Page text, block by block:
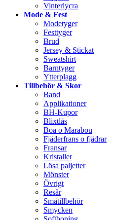
Vinterlycra
Mode & Fest
Modetyger
Festtyger
Brud
Jersey & Stickat
Sweatshirt
Barntyger
Ytterplagg
Tillbehör & Skor
Band
Applikationer
BH-Kupor
Blixtlås
Boa o Marabou
Fjäderfrans o fjädrar
Fransar
Kristaller
Lösa paljetter
Mönster
Övrigt
Resår
Småtillbehör
Smycken